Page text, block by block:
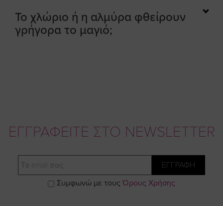
Το χλώριο ή η αλμύρα φθείρουν
γρήγορα το μαγιό;
ΕΓΓΡΑΦΕΙΤΕ ΣΤΟ NEWSLETTER
Email
ΕΓΓΡΑΦΗ
Συμφωνώ με τους Όρους Χρήσης